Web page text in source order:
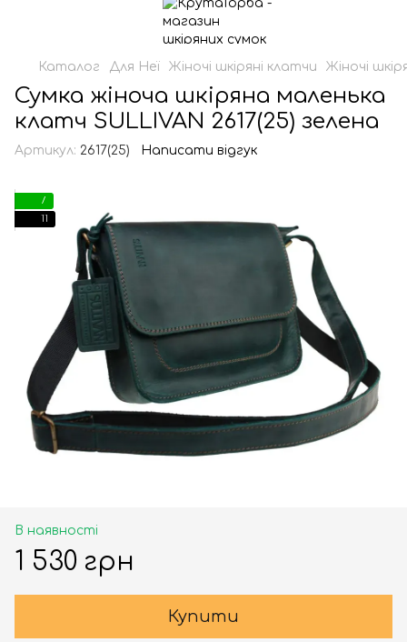
Каталог Для Неї Жіночі шкіряні клатчи Жіночі
Сумка жіноча шкіряна маленька
клатч SULLIVAN 2617(25) зелена
Артикул: 2617(25) Написати відгук
7
11
В наявності
1 530 грн
Купити